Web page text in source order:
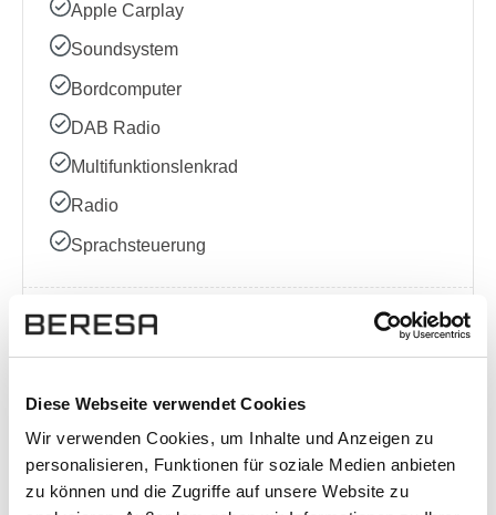
Diese Webseite verwendet Cookies
Wir verwenden Cookies, um Inhalte und Anzeigen zu
personalisieren, Funktionen für soziale Medien anbieten
zu können und die Zugriffe auf unsere Website zu
Apple Carplay
Soundsystem
Bordcomputer
DAB Radio
Multifunktionslenkrad
Radio
Sprachsteuerung
Sonstige
Komplette Ausstattungsliste